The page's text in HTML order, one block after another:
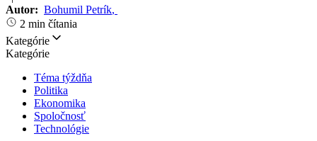
Autor: Bohumil Petrík,
2 min čítania
Kategórie
Kategórie
Téma týždňa
Politika
Ekonomika
Spoločnosť
Technológie